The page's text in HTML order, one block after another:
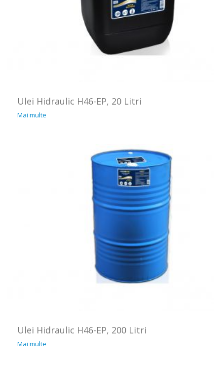
Ulei Hidraulic H46-EP, 20 Litri
Mai multe
Ulei Hidraulic H46-EP, 200 Litri
Mai multe